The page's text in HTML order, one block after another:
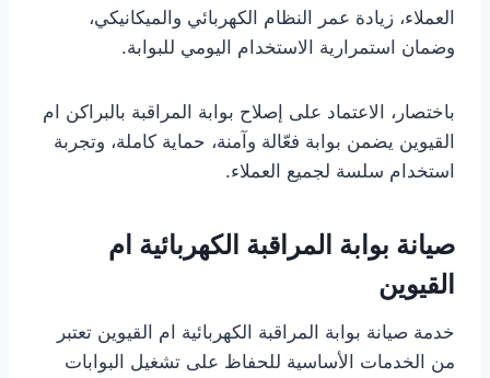
العملاء، زيادة عمر النظام الكهربائي والميكانيكي،
وضمان استمرارية الاستخدام اليومي للبوابة.
باختصار، الاعتماد على إصلاح بوابة المراقبة بالبراكن ام
القيوين يضمن بوابة فعّالة وآمنة، حماية كاملة، وتجربة
استخدام سلسة لجميع العملاء.
صيانة بوابة المراقبة الكهربائية ام
القيوين
خدمة صيانة بوابة المراقبة الكهربائية ام القيوين تعتبر
من الخدمات الأساسية للحفاظ على تشغيل البوابات